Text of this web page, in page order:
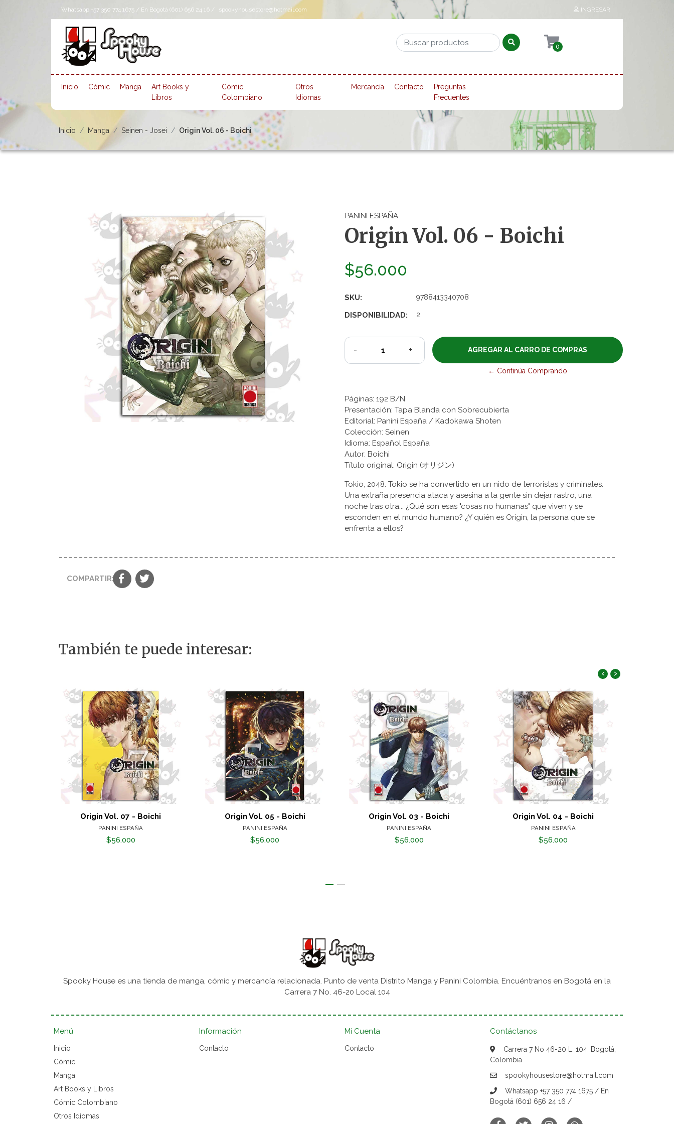
Whatsapp +57 350 774 1675 / En Bogotá (601) 656 24 16 / spookyhousestore@hotmail.com INGRESAR
0
Inicio Cómic Manga
Art Books y
Libros
Cómic
Colombiano
Otros
Idiomas
Mercancía Contacto
Preguntas
Frecuentes
Inicio Manga Seinen - Josei Origin Vol. 06 - Boichi
PANINI ESPAÑA
Origin Vol. 06 - Boichi
$56.000
SKU: 9788413340708
DISPONIBILIDAD: 2
- +
← Continúa Comprando
Páginas: 192 B/N
Presentación: Tapa Blanda con Sobrecubierta
Editorial: Panini España / Kadokawa Shoten
Colección: Seinen
Idioma: Español España
Autor: Boichi
Título original: Origin (オリジン)
Tokio, 2048. Tokio se ha convertido en un nido de terroristas y criminales.
Una extraña presencia ataca y asesina a la gente sin dejar rastro, una
noche tras otra... ¿Qué son esas "cosas no humanas" que viven y se
esconden en el mundo humano? ¿Y quién es Origin, la persona que se
enfrenta a ellos?
COMPARTIR:
También te puede interesar:
Origin Vol. 07 - Boichi
PANINI ESPAÑA
$56.000
Origin Vol. 05 - Boichi
PANINI ESPAÑA
$56.000
Origin Vol. 03 - Boichi
PANINI ESPAÑA
$56.000
Origin Vol. 04 - Boichi
PANINI ESPAÑA
$56.000
‹ ›
Spooky House es una tienda de manga, cómic y mercancía relacionada. Punto de venta Distrito Manga y Panini Colombia. Encuéntranos en Bogotá en la
Carrera 7 No. 46-20 Local 104
Menú
Inicio
Cómic
Manga
Art Books y Libros
Cómic Colombiano
Otros Idiomas
Información
Contacto
Mi Cuenta
Contacto
Contáctanos
Carrera 7 No 46-20 L. 104, Bogotá,
Colombia
spookyhousestore@hotmail.com
Whatsapp +57 350 774 1675 / En
Bogotá (601) 656 24 16 /